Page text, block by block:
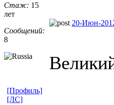
Стаж: 15
лет
Сообщений:
8
20-Июн-
[Профиль]
[ЛС]